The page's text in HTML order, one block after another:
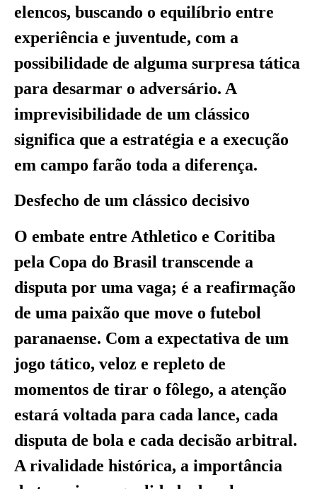
elencos, buscando o equilíbrio entre
experiência e juventude, com a
possibilidade de alguma surpresa tática
para desarmar o adversário. A
imprevisibilidade de um clássico
significa que a estratégia e a execução
em campo farão toda a diferença.
Desfecho de um clássico decisivo
O embate entre Athletico e Coritiba
pela Copa do Brasil transcende a
disputa por uma vaga; é a reafirmação
de uma paixão que move o futebol
paranaense. Com a expectativa de um
jogo tático, veloz e repleto de
momentos de tirar o fôlego, a atenção
estará voltada para cada lance, cada
disputa de bola e cada decisão arbitral.
A rivalidade histórica, a importância